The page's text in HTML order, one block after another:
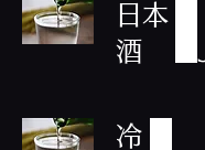
日本
酒
冷